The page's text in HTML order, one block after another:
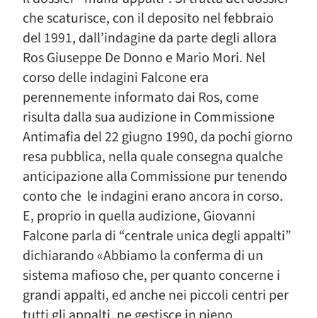
che scaturisce, con il deposito nel febbraio
del 1991, dall’indagine da parte degli allora
Ros Giuseppe De Donno e Mario Mori. Nel
corso delle indagini Falcone era
perennemente informato dai Ros, come
risulta dalla sua audizione in Commissione
Antimafia del 22 giugno 1990, da pochi giorno
resa pubblica, nella quale consegna qualche
anticipazione alla Commissione pur tenendo
conto che le indagini erano ancora in corso.
E, proprio in quella audizione, Giovanni
Falcone parla di “centrale unica degli appalti”
dichiarando «Abbiamo la conferma di un
sistema mafioso che, per quanto concerne i
grandi appalti, ed anche nei piccoli centri per